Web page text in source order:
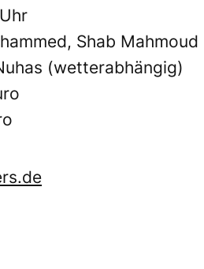
Shab
(wetterabhängig)